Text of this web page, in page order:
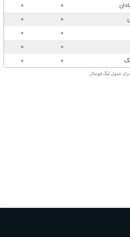
ابزار جدول لیگ فوتبال